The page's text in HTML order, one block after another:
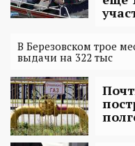
В Березовском трое
выдачи на 322 тыс